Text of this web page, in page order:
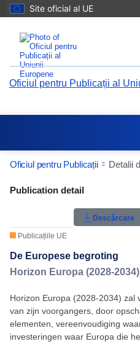
Site oficial al UE
Oficiul pentru Publicații al
Oficiul pentru Publicații Detalii
Publication Detail
Evaluarea utilizatorilor
Publication detail
Publicațiile UE
Descărcare
De Europese begroting
Horizon Europa (2028-2034)
Horizon Europa (2028-2034) zal
van zijn voorgangers, door
elementen, vereenvoudiging
investeringen waar Europa die